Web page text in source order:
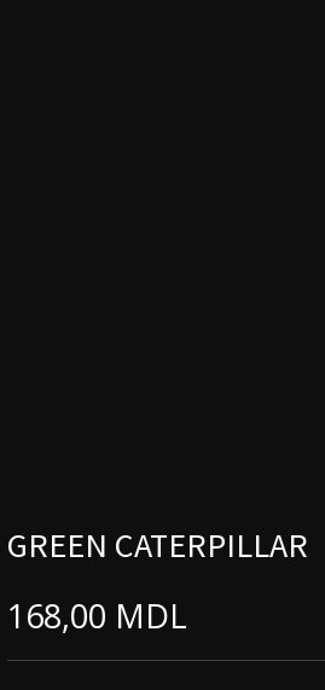
GREEN CATERPILLAR
168,00 MDL